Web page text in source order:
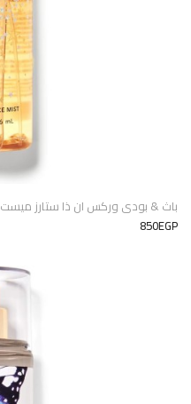
باث & بودى وركس ان ذا ستارز ميست
850EGP